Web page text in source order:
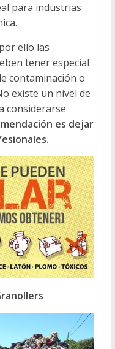
para industrias
ello las
tener especial
contaminación o
existe un nivel de
considerarse
es dejar